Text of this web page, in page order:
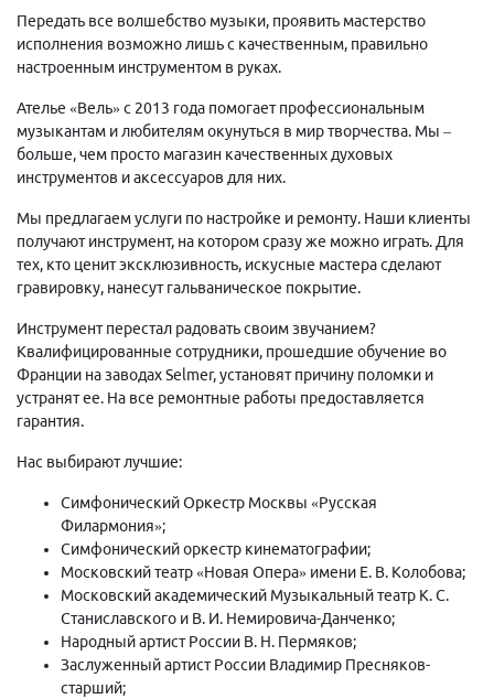
Передать все волшебство музыки, проявить мастерство
исполнения возможно лишь с качественным, правильно
настроенным инструментом в руках.
Ателье «Вель» с 2013 года помогает профессиональным
музыкантам и любителям окунуться в мир творчества. Мы –
больше, чем просто магазин качественных духовых
инструментов и аксессуаров для них.
Мы предлагаем услуги по настройке и ремонту. Наши клиенты
получают инструмент, на котором сразу же можно играть. Для
тех, кто ценит эксклюзивность, искусные мастера сделают
гравировку, нанесут гальваническое покрытие.
Инструмент перестал радовать своим звучанием?
Квалифицированные сотрудники, прошедшие обучение во
Франции на заводах Selmer, установят причину поломки и
устранят ее. На все ремонтные работы предоставляется
гарантия.
Нас выбирают лучшие:
Симфонический Оркестр Москвы «Русская
Филармония»;
Симфонический оркестр кинематографии;
Московский театр «Новая Опера» имени Е. В. Колобова;
Московский академический Музыкальный театр К. С.
Станиславского и В. И. Немировича-Данченко;
Народный артист России В. Н. Пермяков;
Заслуженный артист России Владимир Пресняков-
старший;